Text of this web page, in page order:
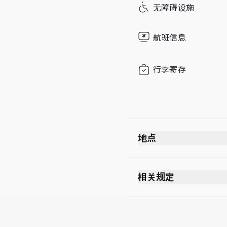
Sunday无障碍设施
航班信息
行李寄存
地点
相关规定